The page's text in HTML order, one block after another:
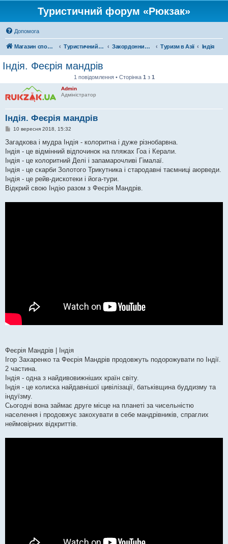
Туристичний форум «Рюкзак»
Допомога
Магазин спорядження Туристичний форум «Рюкзак» Закордонний туризм Туризм в Азії Індія
Індія. Феєрія мандрів
1 повідомлення • Сторінка 1 з 1
Admin
Адміністратор
Індія. Феєрія мандрів
П
в
д
о
м
л
е
н
н
10 вересня 2018, 15:32
Загадкова і мудра Індія - колоритна і дуже різнобарвна.
Індія - це відмінний відпочинок на пляжах Гоа і Керали.
Індія - це колоритний Делі і запамарочливі Гімалаї.
Індія - це скарби Золотого Трикутника і стародавні таємниці аюрведи.
Індія - це рейв-дискотеки і йога-тури.
Відкрий свою Індію разом з Феєрія Мандрів.
Феєрія Мандрів | Індія
Ігор Захаренко та Феєрія Мандрів продовжуть подорожувати по Індії.
2 частина.
Індія - одна з найдивовижніших країн світу.
Індія - це колиска найдавнішої цивілізації, батьківщина буддизму та
індуїзму.
Сьогодні вона займає друге місце на планеті за чисельністю
населення і продовжує закохувати в себе мандрівників, спраглих
неймовірних відкриттів.